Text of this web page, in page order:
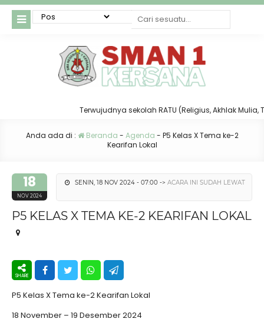
Terwujudnya sekolah RATU (Religius, Akhlak Mulia,
Anda ada di : Beranda - Agenda - P5 Kelas X Tema ke-2
Kearifan Lokal
18
NOV 2024
SENIN, 18 NOV 2024 - 07:00 -> ACARA INI SUDAH LEWAT
P5 KELAS X TEMA KE-2 KEARIFAN LOKAL
P5 Kelas X Tema ke-2 Kearifan Lokal
18 November – 19 Desember 2024